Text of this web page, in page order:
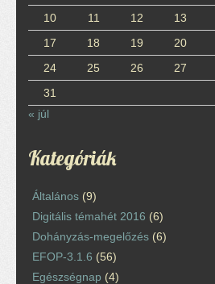
10
11 12 13
17
18 19 20
24
25 26 27
31
« júl
Kategóriák
Általános (9)
Digitális témahét 2016 (6)
Dohányzás-megelőzés (6)
EFOP-3.1.6 (56)
Egészségnap (4)